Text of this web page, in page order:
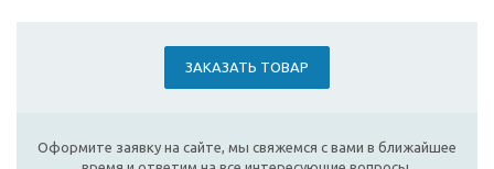
ЗАКАЗАТЬ ТОВАР
Оформите заявку на сайте, мы свяжемся с вами в ближайшее